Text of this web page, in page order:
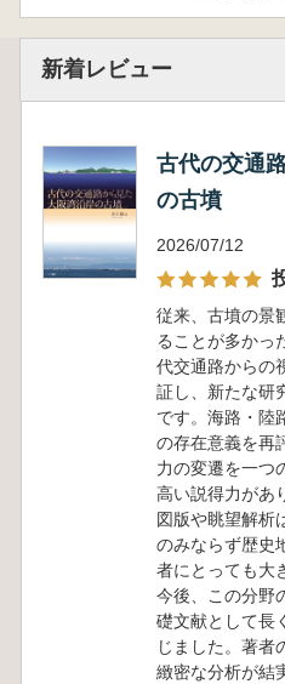
新着レビュー
古代の交通
の古墳
2026/07/12
従来、古墳の景
ることが多かっ
代交通路からの
証し、新たな研
です。海路・陸
の存在意義を再
力の変遷を一つ
高い説得力があ
図版や眺望解析
のみならず歴史
者にとっても大
今後、この分野
礎文献として長
じました。著者
緻密な分析が結